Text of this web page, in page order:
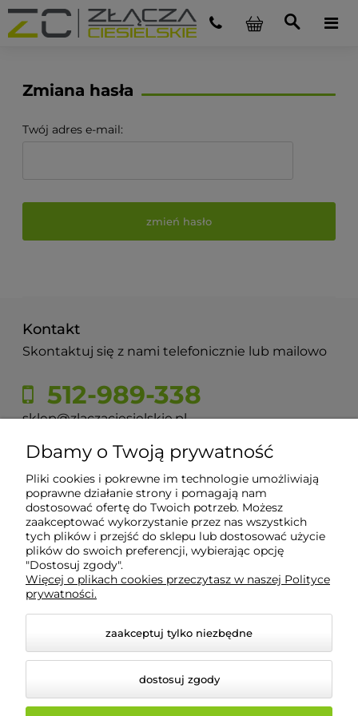
Zmiana hasła
Twój adres e-mail:
zmień hasło
Kontakt
Skontaktuj się z nami telefonicznie lub mailowo
512-989-338
sklep@zlaczaciesielskie.pl
ul. Górecka 60, 43-430 Pogórze
Moje konto
Płatności i dostawa
O nas
Dbamy o Twoją prywatność
Pliki cookies i pokrewne im technologie umożliwiają
poprawne działanie strony i pomagają nam
dostosować ofertę do Twoich potrzeb. Możesz
zaakceptować wykorzystanie przez nas wszystkich
tych plików i przejść do sklepu lub dostosować użycie
plików do swoich preferencji, wybierając opcję
"Dostosuj zgody".
Więcej o plikach cookies przeczytasz w naszej Polityce
prywatności.
zaakceptuj tylko niezbędne
dostosuj zgody